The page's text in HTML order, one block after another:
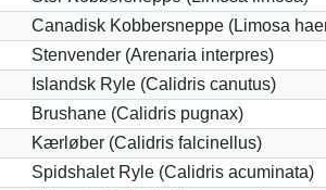
Canadisk Kobbersneppe (Limosa
Stenvender (Arenaria interpres)
Islandsk Ryle (Calidris canutus)
Brushane (Calidris pugnax)
Kærløber (Calidris falcinellus)
Spidshalet Ryle (Calidris acuminata)